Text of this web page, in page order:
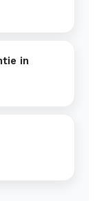
in